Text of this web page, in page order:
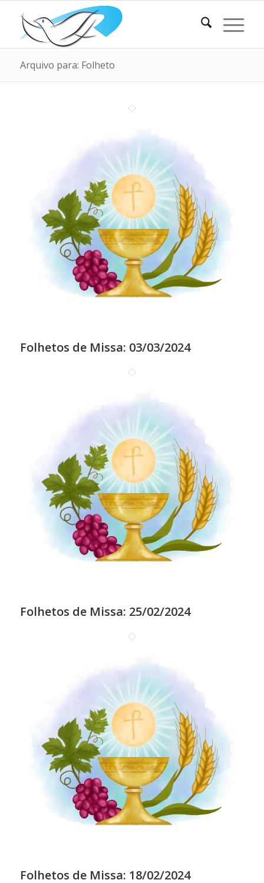
Arquivo para: Folheto
Folhetos de Missa: 03/03/2024
Folhetos de Missa: 25/02/2024
Folhetos de Missa: 18/02/2024